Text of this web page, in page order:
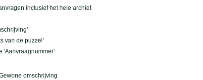
inclusief het hele archief.
van de puzzel'
'Aanvraagnummer'
omschrijving